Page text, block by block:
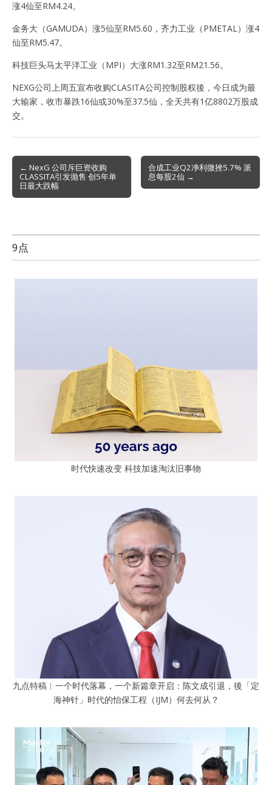
涨4仙至RM4.24。
金务大（GAMUDA）涨5仙至RM5.60，齐力工业（PMETAL）涨4
仙至RM5.47。
科技巨头马太平洋工业（MPI）大涨RM1.32至RM21.56。
NEXG公司上周五宣布收购CLASITA公司控制股权後，今日成为最
大输家，收市暴跌16仙或30%至37.5仙，全天共有1亿8802万股成
交。
Post
navigation
← NexG 公司斥巨资收购
CLASSITA引发抛售 创5年单
日最大跌幅
合成工业Q2净利微挫5.7% 派
息每股2仙 →
9点
时代快速改变 科技加速淘汰旧事物
九点特稿︱一个时代落幕，一个新篇章开启：陈文成引退，後「定
海神针」时代的怡保工程（IJM）何去何从？